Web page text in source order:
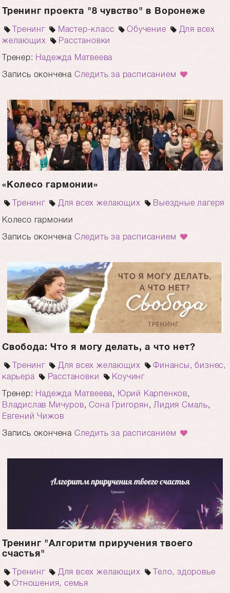
Тренинг проекта "8 чувство" в Воронеже
Тренинг Мастер-класс Обучение
Для всех
желающих
Расстановки
Тренер: Надежда Матвеева
Запись окончена Следить за расписанием
«Колесо гармонии»
Тренинг Для всех желающих
Выездные лагеря
Колесо гармонии
Запись окончена Следить за расписанием
Свобода: Что я могу делать, а что нет?
Тренинг Для всех желающих
Финансы, бизнес,
карьера
Расстановки
Коучинг
Тренер: Надежда Матвеева, Юрий Карпенков,
Владислав Мичуров,Сона Григорян, Лидия Смаль,
Евгений Чижов
Запись окончена Следить за расписанием
Тренинг "Алгоритм приручения твоего
счастья"
Тренинг Для всех желающих
Тело, здоровье
Отношения, семья